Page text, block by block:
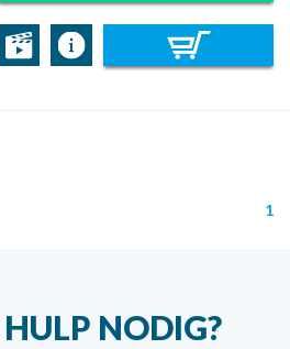
1
NODIG?